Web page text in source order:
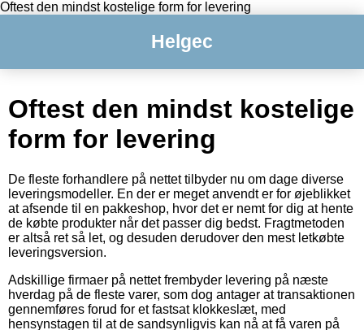
Oftest den mindst kostelige form for levering
Helgec
Oftest den mindst kostelige
form for levering
De fleste forhandlere på nettet tilbyder nu om dage diverse
leveringsmodeller. En der er meget anvendt er for øjeblikket
at afsende til en pakkeshop, hvor det er nemt for dig at hente
de købte produkter når det passer dig bedst. Fragtmetoden
er altså ret så let, og desuden derudover den mest letkøbte
leveringsversion.
Adskillige firmaer på nettet frembyder levering på næste
hverdag på de fleste varer, som dog antager at transaktionen
gennemføres forud for et fastsat klokkeslæt, med
hensynstagen til at de sandsynligvis kan nå at få varen på